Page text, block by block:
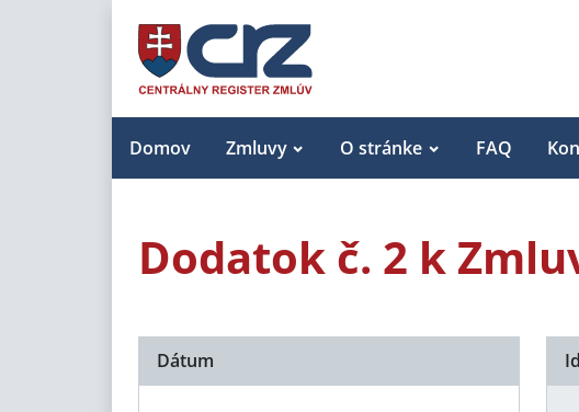
Domov Zmluvy O stránke FAQ
Dodatok č. 2 k
Dátum